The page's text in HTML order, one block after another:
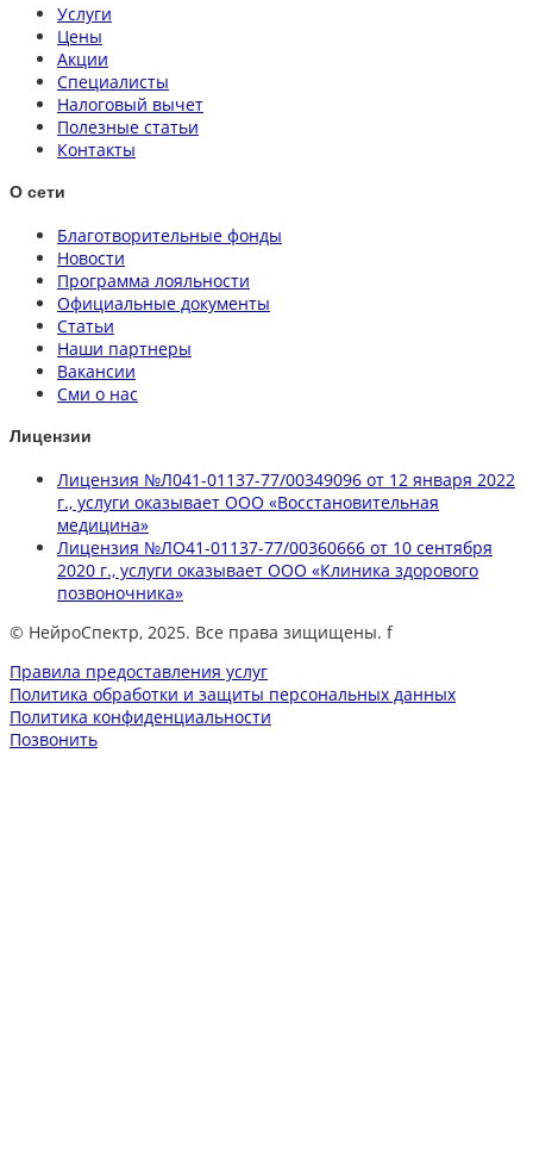
Услуги
Цены
Акции
Специалисты
Налоговый вычет
Полезные статьи
Контакты
О сети
Благотворительные фонды
Новости
Программа лояльности
Официальные документы
Статьи
Наши партнеры
Вакансии
Сми о нас
Лицензии
Лицензия №Л041-01137-77/00349096 от 12 января 2022
г., услуги оказывает ООО «Восстановительная
медицина»
Лицензия №ЛО41-01137-77/00360666 от 10 сентября
2020 г., услуги оказывает ООО «Клиника здорового
позвоночника»
© НейроСпектр, 2025. Все права зищищены. f
Правила предоставления услуг
Политика обработки и защиты персональных данных
Политика конфиденциальности
Позвонить